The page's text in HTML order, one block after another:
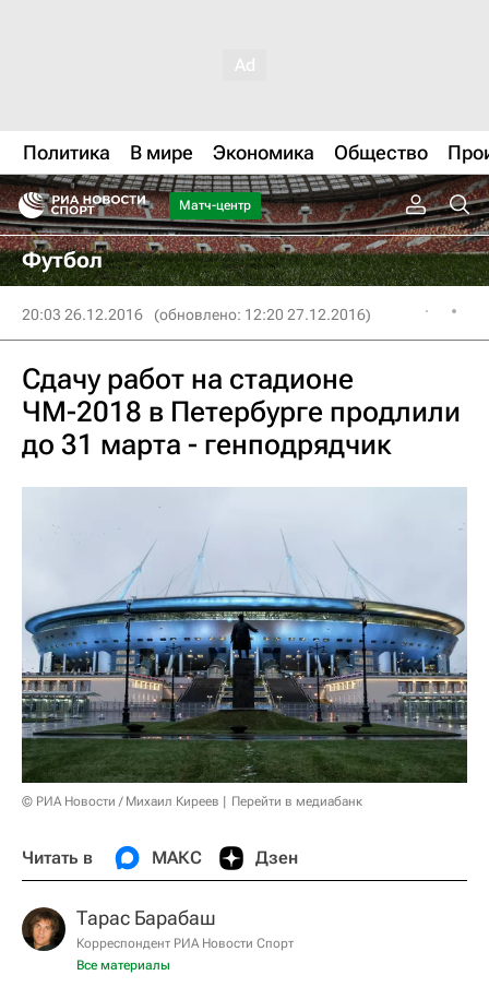
Политика В мире Экономика Общество
Матч-центр
Футбол
20:03 26.12.2016 (обновлено: 12:20 27.12.2016)
Сдачу работ на стадионе
ЧМ-2018 в Петербурге продлили
до 31 марта - генподрядчик
© РИА Новости / Михаил Киреев Перейти в медиабанк
Читать в МАКС Дзен
Тарас Барабаш
Корреспондент РИА Новости Спорт
Все материалы